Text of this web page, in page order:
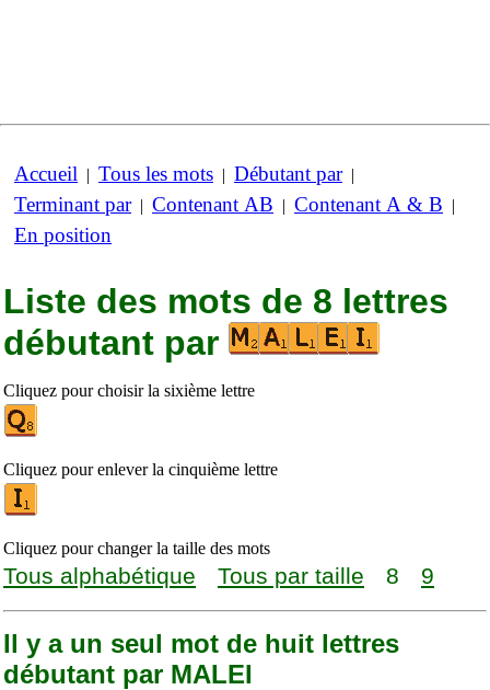
Accueil | Tous les mots | Débutant par|
Terminant par| Contenant AB | Contenant A & B |
En position
Liste des mots de 8 lettres
débutant par
Cliquez pour choisir la sixième lettre
Cliquez pour enlever la cinquième lettre
Cliquez pour changer la taille des mots
Tous alphabétique Tous par taille 8 9
Il y a un seul mot de huit lettres
débutant par MALEI